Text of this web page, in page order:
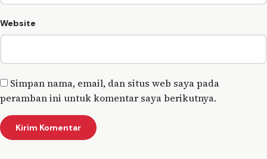
Website
Simpan nama, email, dan situs web saya pada
peramban ini untuk komentar saya berikutnya.